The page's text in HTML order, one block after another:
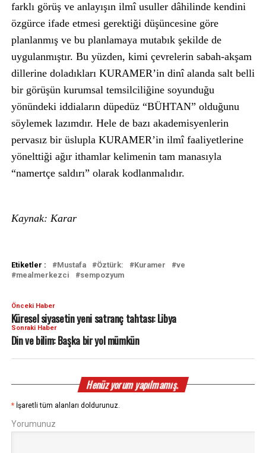
farklı görüş ve anlayışın ilmî usuller dâhilinde kendini
özgürce ifade etmesi gerektiği düşüncesine göre
planlanmış ve bu planlamaya mutabık şekilde de
uygulanmıştır. Bu yüzden, kimi çevrelerin sabah-akşam
dillerine doladıkları KURAMER’in dinî alanda salt belli
bir görüşün kurumsal temsilciliğine soyunduğu
yönündeki iddiaların düpedüz “BÜHTAN” olduğunu
söylemek lazımdır. Hele de bazı akademisyenlerin
pervasız bir üslupla KURAMER’in ilmî faaliyetlerine
yönelttiği ağır ithamlar kelimenin tam manasıyla
“namertçe saldırı” olarak kodlanmalıdır.
Kaynak: Karar
Etiketler : Mustafa Öztürk: Kuramer
ve
mealmerkezci
sempozyum
Önceki Haber
Küresel siyasetin yeni satranç tahtası: Libya
Sonraki Haber
Din ve bilim: Başka bir yol mümkün
Henüz yorum yapılmamış.
* İşaretli tüm alanları doldurunuz.
Yorumunuz